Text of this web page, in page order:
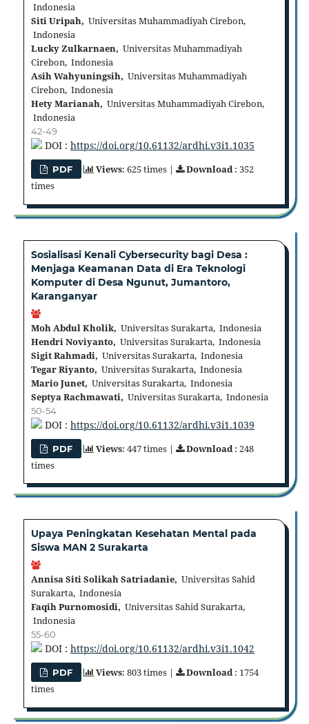
Indonesia
Siti Uripah, Universitas Muhammadiyah Cirebon,
Indonesia
Lucky Zulkarnaen, Universitas Muhammadiyah
Cirebon, Indonesia
Asih Wahyuningsih, Universitas Muhammadiyah
Cirebon, Indonesia
Hety Marianah, Universitas Muhammadiyah Cirebon,
Indonesia
42-49
DOI : https://doi.org/10.61132/ardhi.v3i1.1035
PDF Views: 625 times | Download: 352
times
Sosialisasi Kenali Cybersecurity bagi Desa :
Menjaga Keamanan Data di Era Teknologi
Komputer di Desa Ngunut, Jumantoro,
Karanganyar
Moh Abdul Kholik, Universitas Surakarta, Indonesia
Hendri Noviyanto, Universitas Surakarta, Indonesia
Sigit Rahmadi, Universitas Surakarta, Indonesia
Tegar Riyanto, Universitas Surakarta, Indonesia
Mario Junet, Universitas Surakarta, Indonesia
Septya Rachmawati, Universitas Surakarta, Indonesia
50-54
DOI : https://doi.org/10.61132/ardhi.v3i1.1039
PDF Views: 447 times | Download: 248
times
Upaya Peningkatan Kesehatan Mental pada
Siswa MAN 2 Surakarta
Annisa Siti Solikah Satriadanie, Universitas Sahid
Surakarta, Indonesia
Faqih Purnomosidi, Universitas Sahid Surakarta,
Indonesia
55-60
DOI : https://doi.org/10.61132/ardhi.v3i1.1042
PDF Views: 803 times | Download: 1754
times